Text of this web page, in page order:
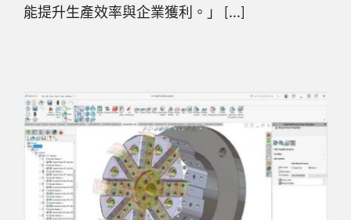
能提升生產效率與企業獲利。」 [...]